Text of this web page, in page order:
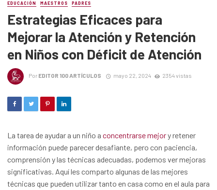
EDUCACIÓN MAESTROS PADRES
Estrategias Eficaces para
Mejorar la Atención y Retención
en Niños con Déficit de Atención
Por EDITOR 100 ARTÍCULOS mayo 22, 2024 2354 vistas
La tarea de ayudar a un niño a concentrarse mejory retener
información puede parecer desafiante, pero con paciencia,
comprensión y las técnicas adecuadas, podemos ver mejoras
significativas. Aquí les comparto algunas de las mejores
técnicas que pueden utilizar tanto en casa como en el aula para